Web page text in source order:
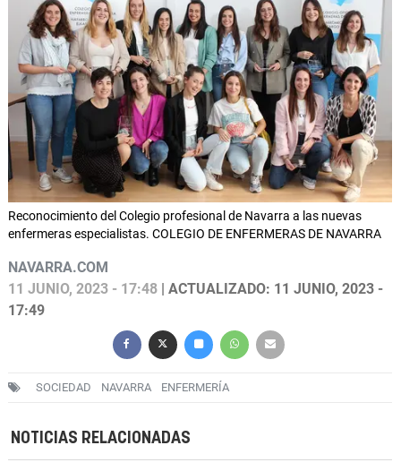
Reconocimiento del Colegio profesional de Navarra a las nuevas
enfermeras especialistas. COLEGIO DE ENFERMERAS DE NAVARRA
NAVARRA.COM
11 JUNIO, 2023 - 17:48 | ACTUALIZADO: 11 JUNIO, 2023 -
17:49
SOCIEDAD NAVARRA ENFERMERÍA
NOTICIAS RELACIONADAS